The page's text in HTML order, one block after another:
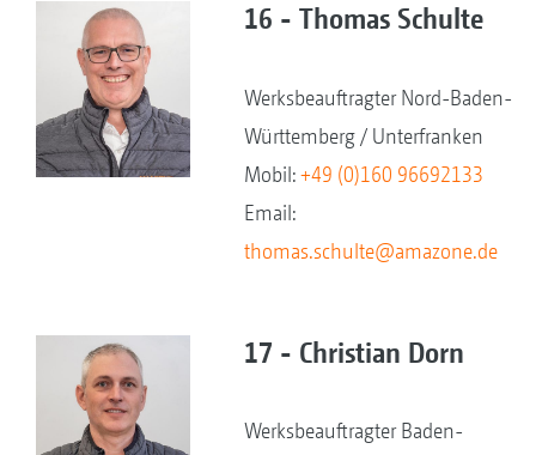
16 - Thomas Schulte
Werksbeauftragter Nord-Baden-
Württemberg / Unterfranken
Mobil:+49 (0)160 96692133
Email:
thomas.schulte@amazone.de
17 - Christian Dorn
Werksbeauftragter Baden-